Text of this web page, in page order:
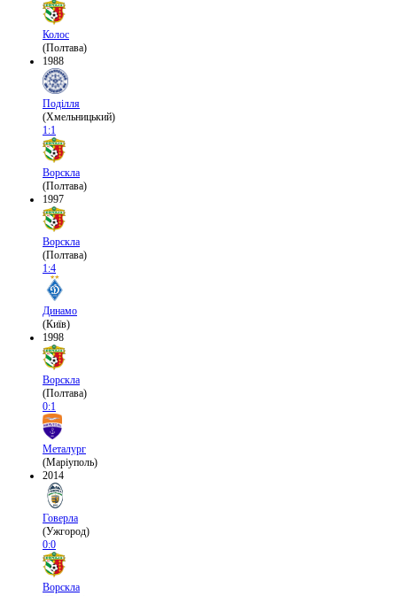
Колос
(Полтава)
1988
Поділля
(Хмельницький)
1:1
Ворскла
(Полтава)
1997
Ворскла
(Полтава)
1:4
Динамо
(Київ)
1998
Ворскла
(Полтава)
0:1
Металург
(Маріуполь)
2014
Говерла
(Ужгород)
0:0
Ворскла